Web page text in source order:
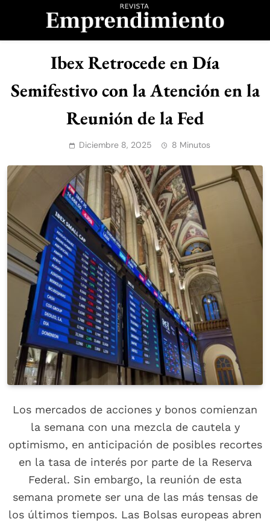
Revista
Emprendimiento
Ibex Retrocede en Día
Semifestivo con la Atención en la
Reunión de la Fed
Diciembre 8, 2025 8 Minutos
Los mercados de acciones y bonos comienzan
la semana con una mezcla de cautela y
optimismo, en anticipación de posibles recortes
en la tasa de interés por parte de la Reserva
Federal. Sin embargo, la reunión de esta
semana promete ser una de las más tensas de
los últimos tiempos. Las Bolsas europeas abren